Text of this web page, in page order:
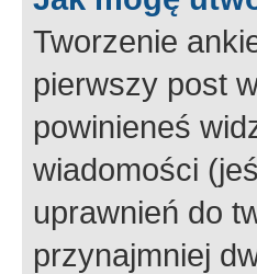
Tworzenie
pierwszy post
powinieneś
wiadomości
uprawnień do
przynajmniej